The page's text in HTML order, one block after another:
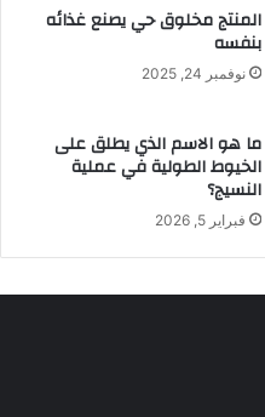
المنتج مخلوق حي يصنع غذائه
بنفسه
نوفمبر 24, 2025
ما هو الاسم الذي يطلق على
الخيوط الطولية في عملية
النسيج؟
فبراير 5, 2026